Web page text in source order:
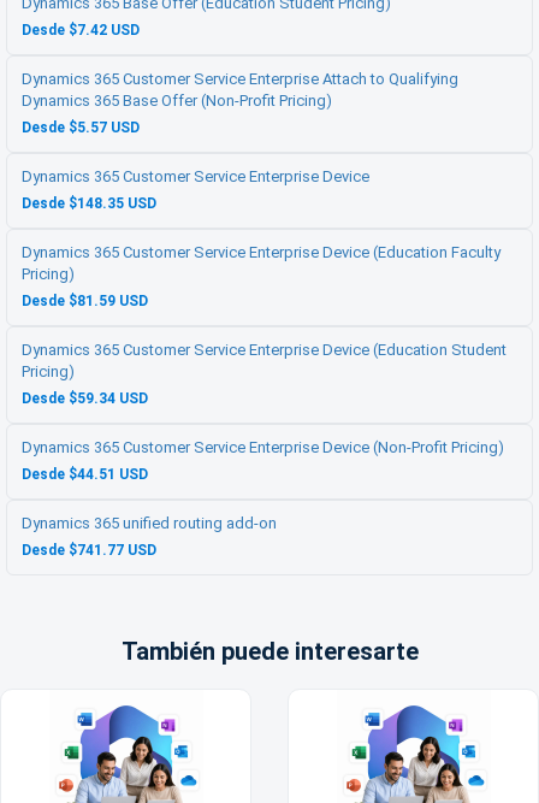
Desde $7.42 USD
Dynamics 365 Customer Service Enterprise Attach to Qualifying
Dynamics 365 Base Offer (Non-Profit Pricing)
Desde $5.57 USD
Dynamics 365 Customer Service Enterprise Device
Desde $148.35 USD
Dynamics 365 Customer Service Enterprise Device (Education Faculty
Pricing)
Desde $81.59 USD
Dynamics 365 Customer Service Enterprise Device (Education Student
Pricing)
Desde $59.34 USD
Dynamics 365 Customer Service Enterprise Device (Non-Profit Pricing)
Desde $44.51 USD
Dynamics 365 unified routing add-on
Desde $741.77 USD
También puede interesarte